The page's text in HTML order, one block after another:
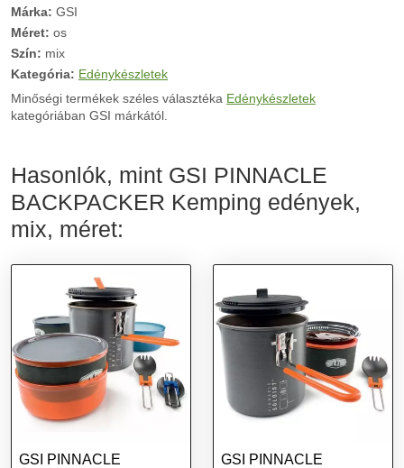
További információk>>
Márka: GSI
Méret: os
Szín: mix
Kategória: Edénykészletek
Minőségi termékek széles választéka Edénykészletek
kategóriában GSI márkától.
Hasonlók, mint GSI PINNACLE
BACKPACKER Kemping edények,
mix, méret:
GSI PINNACLE
GSI PINNACLE